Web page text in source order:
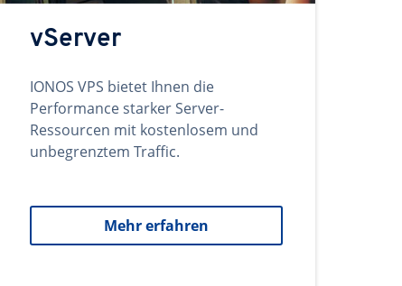
vServer
IONOS VPS bietet Ihnen die
Performance starker Server-
Ressourcen mit kostenlosem und
unbegrenztem Traffic.
Mehr erfahren